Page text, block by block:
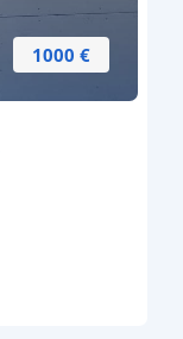
1000 €